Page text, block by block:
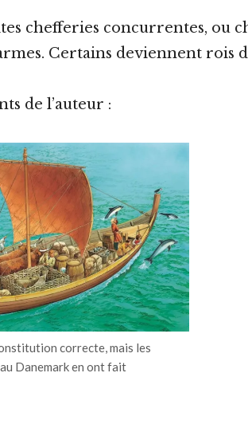
chefferies concurrentes, ou
Certains deviennent rois
de l’auteur :
correcte, mais les
Danemark en ont fait